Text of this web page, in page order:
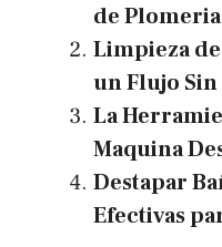
de Plomeria
Limpieza
un Flujo
La
Maquina
Destapar
Efectivas